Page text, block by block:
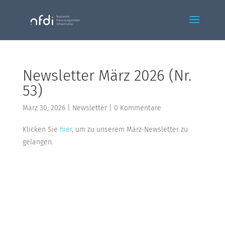
Newsletter März 2026 (Nr.
53)
März 30, 2026| Newsletter| 0 Kommentare
Klicken Sie hier, um zu unserem März-Newsletter zu
gelangen.